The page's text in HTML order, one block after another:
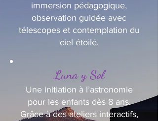
immersion pédagogique,
observation guidée avec
télescopes et contemplation du
ciel étoilé.
Luna y Sol
Une initiation à l’astronomie
pour les enfants dès 8 ans.
Grâce à des ateliers interactifs,